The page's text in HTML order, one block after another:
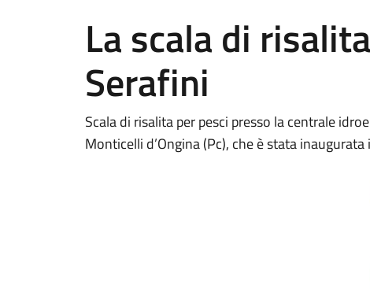
La scala di
Serafini
Scala di risalita per pesci presso la centrale
Monticelli d’Ongina (Pc), che è stata